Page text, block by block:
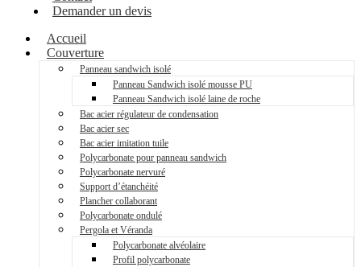
Demander un devis
Accueil
Couverture
Panneau sandwich isolé
Panneau Sandwich isolé mousse PU
Panneau Sandwich isolé laine de roche
Bac acier régulateur de condensation
Bac acier sec
Bac acier imitation tuile
Polycarbonate pour panneau sandwich
Polycarbonate nervuré
Support d’étanchéité
Plancher collaborant
Polycarbonate ondulé
Pergola et Véranda
Polycarbonate alvéolaire
Profil polycarbonate